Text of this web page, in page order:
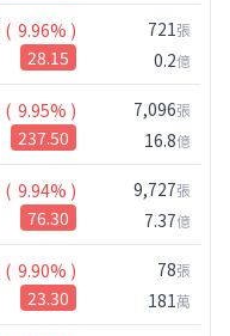
( 9.96% )
28.15
721張
0.2億
( 9.95% )
237.50
7,096張
16.8億
( 9.94% )
76.30
9,727張
7.37億
( 9.90% )
23.30
78張
181萬